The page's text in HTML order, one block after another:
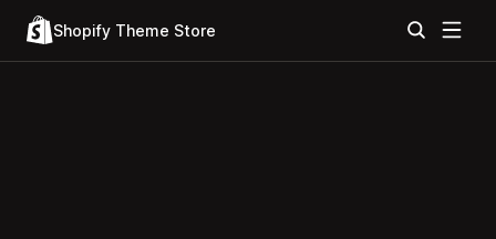
Shopify Theme Store